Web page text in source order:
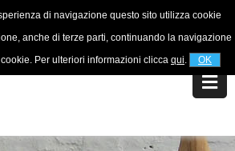
di navigazione questo sito utilizza cookie
anche di terze parti, continuando la navigazione
Per ulteriori informazioni clicca qui. OK
For information+39 320 5753268